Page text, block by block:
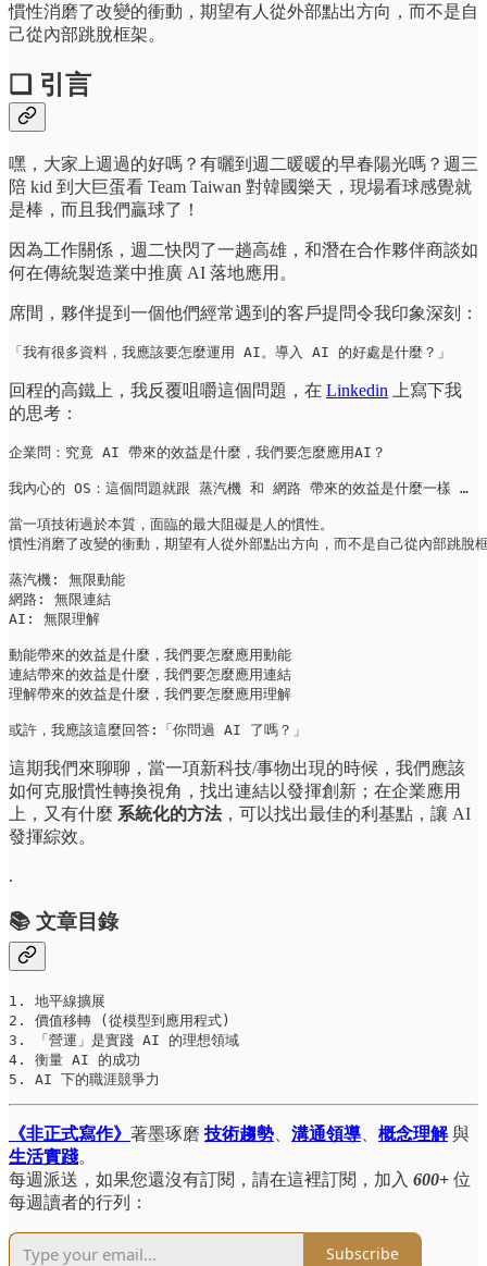
慣性消磨了改變的衝動，期望有人從外部點出方向，而不是自
己從內部跳脫框架。
❏ 引言
嘿，大家上週過的好嗎？有曬到週二暖暖的早春陽光嗎？週三
陪 kid 到大巨蛋看 Team Taiwan 對韓國樂天，現場看球感覺就
是棒，而且我們贏球了！
因為工作關係，週二快閃了一趟高雄，和潛在合作夥伴商談如
何在傳統製造業中推廣 AI 落地應用。
席間，夥伴提到一個他們經常遇到的客戶提問令我印象深刻：
「我有很多資料，我應該要怎麼運用 AI。導入 AI 的好處是什麼？」
回程的高鐵上，我反覆咀嚼這個問題，在 Linkedin 上寫下我
的思考：
企業問：究竟 AI 帶來的效益是什麼，我們要怎麼應用AI？
我內心的 OS：這個問題就跟 蒸汽機 和 網路 帶來的效益是什麼一樣 …
當一項技術過於本質，面臨的最大阻礙是人的慣性。
慣性消磨了改變的衝動，期望有人從外部點出方向，而不是自己從內部跳脫
蒸汽機: 無限動能
網路: 無限連結
AI: 無限理解
動能帶來的效益是什麼，我們要怎麼應用動能
連結帶來的效益是什麼，我們要怎麼應用連結
理解帶來的效益是什麼，我們要怎麼應用理解
或許，我應該這麼回答:「你問過 AI 了嗎？」
這期我們來聊聊，當一項新科技/事物出現的時候，我們應該
如何克服慣性轉換視角，找出連結以發揮創新；在企業應用
上，又有什麼 系統化的方法，可以找出最佳的利基點，讓 AI
發揮綜效。
.
📚 文章目錄
1. 地平線擴展
2. 價值移轉 (從模型到應用程式)
3. 「營運」是實踐 AI 的理想領域
4. 衡量 AI 的成功
5. AI 下的職涯競爭力
《非正式寫作》 著墨琢磨 技術趨勢 溝通領導 概念理解 與
生活實踐。
每週派送，如果您還沒有訂閱，請在這裡訂閱，加入 600+ 位
每週讀者的行列：
Subscribe